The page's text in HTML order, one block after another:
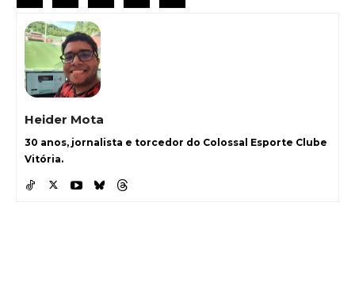
Heider Mota
30 anos, jornalista e torcedor do Colossal Esporte Clube
Vitória.